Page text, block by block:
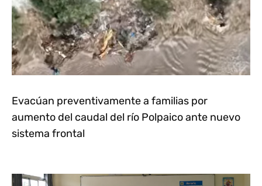
Evacúan preventivamente a familias por
aumento del caudal del río Polpaico ante nuevo
sistema frontal